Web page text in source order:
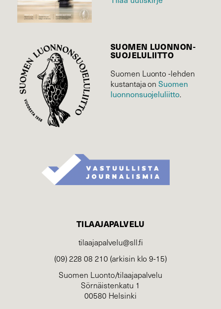
SUOMEN LUONNON­
SUOJELU­LIITTO
Suomen Luonto -lehden
kustantaja onSuomen
luonnonsuojelu­liitto.
TILAAJAPALVELU
tilaajapalvelu@sll.fi
(09) 228 08 210 (arkisin klo 9-15)
Suomen Luonto/tilaajapalvelu
Sörnäistenkatu 1
00580 Helsinki